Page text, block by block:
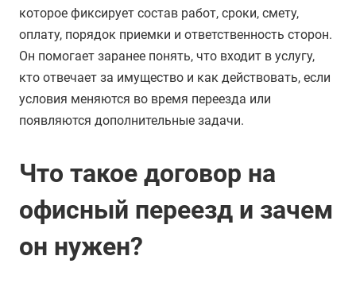
которое фиксирует состав работ, сроки, смету,
оплату, порядок приемки и ответственность сторон.
Он помогает заранее понять, что входит в услугу,
кто отвечает за имущество и как действовать, если
условия меняются во время переезда или
появляются дополнительные задачи.
Что такое договор на
офисный переезд и зачем
он нужен?